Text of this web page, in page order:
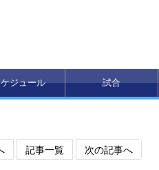
ジュール 試合
記事一覧 次の記事へ